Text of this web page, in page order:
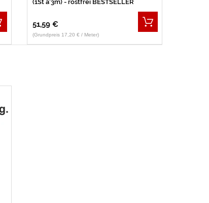
(1St a'3m) - rostfrei BESTSELLER
51,59 €
(Grundpreis 17,20 € / Meter)